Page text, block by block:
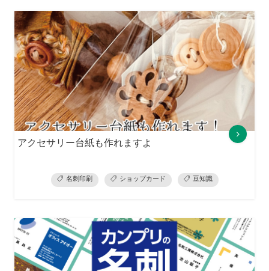
アクセサリー台紙も作れますよ
名刺印刷 ショップカード 豆知識